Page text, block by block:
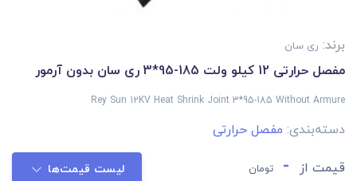
برند: ری سان
مفصل حرارتی 12 کیلو ولت 185-95*3 ری سان بدون آرمور
Rey Sun 12KV Heat Shrink Joint 3*95-185 Without Armure
دسته‌بندی: مفصل حرارتی
قیمت از - تومان لیست قیمت‌ها